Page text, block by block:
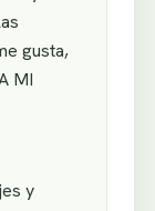
gusta,
MI
y